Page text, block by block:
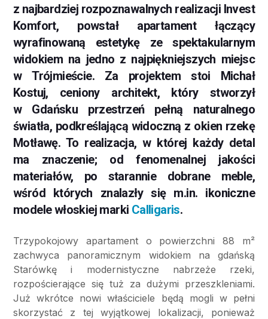
z najbardziej rozpoznawalnych realizacji Invest
Komfort, powstał apartament łączący
wyrafinowaną estetykę ze spektakularnym
widokiem na jedno z najpiękniejszych miejsc
w Trójmieście. Za projektem stoi Michał
Kostuj, ceniony architekt, który stworzył
w Gdańsku przestrzeń pełną naturalnego
światła, podkreślającą widoczną z okien rzekę
Motławę. To realizacja, w której każdy detal
ma znaczenie; od fenomenalnej jakości
materiałów, po starannie dobrane meble,
wśród których znalazły się m.in. ikoniczne
modele włoskiej marki Calligaris.
Trzypokojowy apartament o powierzchni 88 m²
zachwyca panoramicznym widokiem na gdańską
Starówkę i modernistyczne nabrzeże rzeki,
rozpościerające się tuż za dużymi przeszkleniami.
Już wkrótce nowi właściciele będą mogli w pełni
skorzystać z tej wyjątkowej lokalizacji, ponieważ